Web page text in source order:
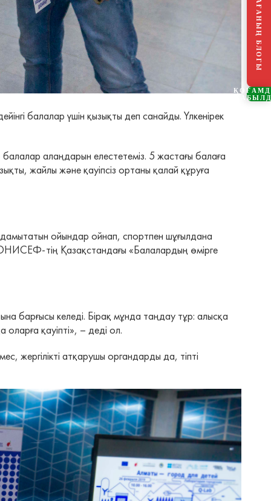
балалар үшін қызықты деп санайды. Үлкенірек
алаңдарын елестетеміз. 5 жастағы балаға
жайлы және қауіпсіз ортаны қалай құруға
дамытатын ойындар ойнап, спортпен шұғылдана
тің Қазақстандағы «Балалардың өмірге
барғысы келеді. Бірақ мұнда таңдау тұр: алысқа
қауіпті», – деді ол.
жергілікті атқарушы органдарды да, тіпті
ТӨРАҒАНЫҢ БЛОГЫ